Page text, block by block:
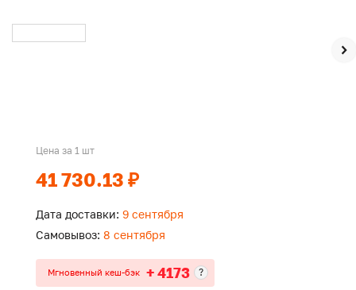
Цена за 1 шт
41 730.13 ₽
Дата доставки: 9 сентября
Самовывоз: 8 сентября
Мгновенный кеш-бэк + 4173 ?